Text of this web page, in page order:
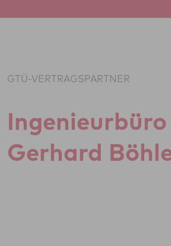
GTÜ-VERTRAGSPARTNER
Inge­ni­eu­r­büro
Gerhard